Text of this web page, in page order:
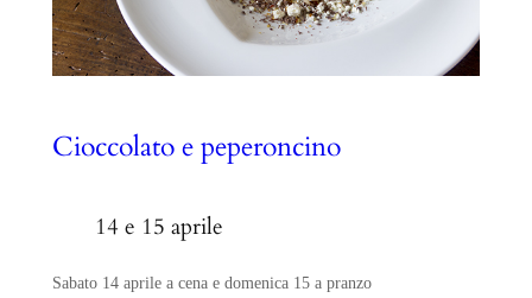
Cioccolato e peperoncino
14 e 15 aprile
Sabato 14 aprile a cena e domenica 15 a pranzo